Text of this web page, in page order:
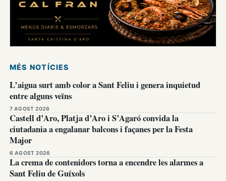
MÉS NOTÍCIES
L’aigua surt amb color a Sant Feliu i genera inquietud
entre alguns veïns
7 AGOST 2026
Castell d’Aro, Platja d’Aro i S’Agaró convida la
ciutadania a engalanar balcons i façanes per la Festa
Major
6 AGOST 2026
La crema de contenidors torna a encendre les alarmes a
Sant Feliu de Guíxols